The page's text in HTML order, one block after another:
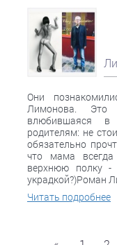
Они
Лимонова. Это
влюбившаяся в
родителям: не
обязательно
что мама
верхнюю полку -
украдкой?)Роман
Читать подробнее